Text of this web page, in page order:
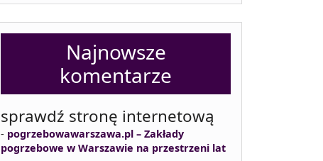
Najnowsze
komentarze
sprawdź stronę internetową
- pogrzebowawarszawa.pl – Zakłady
pogrzebowe w Warszawie na przestrzeni lat